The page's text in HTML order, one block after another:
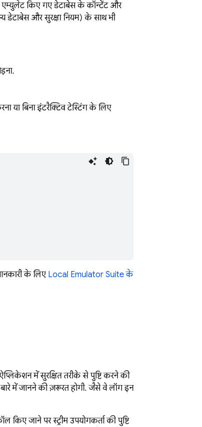
एम्युलेट किए गए डेटाबेस के कॉन्टेंट और
और सुरक्षा नियम) के साथ भी
या बिना इंटरैक्टिव टेस्टिंग के लिए,
के लिए, Local Emulator Suite के
में सुरक्षित तरीके से पुष्टि करने की
में जानने की ज़रूरत होगी. जैसे, वे लॉग इन
जाने पर, स्ट्रीम उपयोगकर्ता की पुष्टि